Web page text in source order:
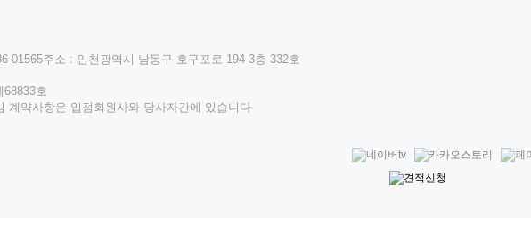
01565주소 : 인천광역시 남동구 호구포로 194 3층 332호
호
계약사항은 입점회원사와 당사자간에 있습니다